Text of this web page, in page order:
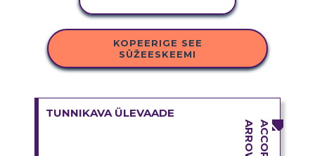
KOPEERIGE SEE
SÜŽEESKEEMI
TUNNIKAVA ÜLEVAADE